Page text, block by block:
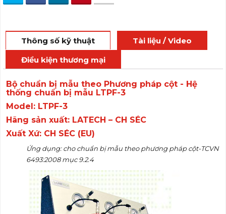
Thông số kỹ thuật
Tài liệu / Video
Điều kiện thương mại
Bộ chuẩn bị mẫu theo Phương pháp cột - Hệ
thống chuẩn bị mẫu LTPF-3
Model: LTPF-3
Hãng sản xuất: LATECH – CH SÉC
Xuất Xứ: CH SÉC (EU)
Ứng dụng: cho chuẩn bị mẫu theo phương pháp cột-TCVN
6493:2008mục 9.2.4